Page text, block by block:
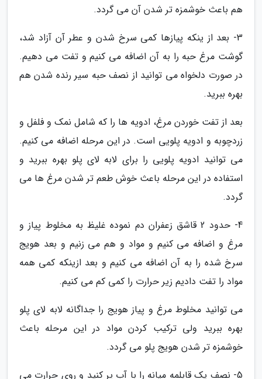
هم باعث خوشمزه تر شدن آن می گردد.
3- بعد از ینکه پیازها کمی سرخ شدن و عطر آن آزاد شد،
گوشت مرغ حبه را به آن اضافه می کنیم و تفت می دهیم.
در صورت دلخواه می توانید از نصف حبه سیر رنده شدن هم
بهره ببرید.
بعد از تفت خوردن مرغ، ادویه ها را که شامل نمک و فلفل و
زردچوبه و ادویه پلویی است. در این مرحله اضافه می کنیم.
می توانید ادویه پلویی را برای لابه لای پلو بهره ببرید و
استفاده در این مرحله باعث خوش طعم تر شدن مرغ ها می
گردد.
4- حدود 2 قاشق زعفران دم نموده غلیظ به مخلوط پیاز و
مرغ و اضافه می کنیم و مواد و هم می زنیم و بعد هویج
سرخ شده را به آن اضافه می کنیم و بعد ازینکه کمی همه
مواد را تفت دادیم زیر حرارت را کمی کم می کنیم.
می توانید مخلوط مرغ و پیاز هویج را جداگانه لابه لای پلو
بهره ببرید ولی ترکیب کردن مواد در این مرحله باعث
خوشمزه تر شدن هویج پلو می گردد.
5- نصف یک قابلمه میانه را با آب پر کنید و روی حرارت می